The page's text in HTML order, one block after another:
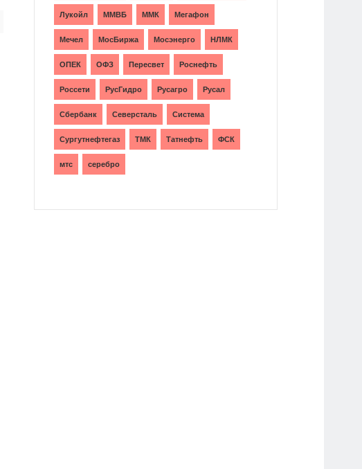
Лукойл ММВБ ММК Мегафон
Мечел МосБиржа Мосэнерго НЛМК
ОПЕК ОФЗ Пересвет Роснефть
Россети РусГидро Русагро Русал
Сбербанк Северсталь Система
Сургутнефтегаз ТМК Татнефть ФСК
мтс серебро